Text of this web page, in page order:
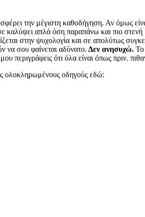
την μέγιστη καθοδήγηση. Αν όμως
απλά όση παραπάνω και πιο στενή
στην ψυχολογία και σε απολύτως
να σου φαίνεται αδύνατο. Δεν ανησυχώ. Το
περιγράφεις ότι όλα είναι όπως πριν.
ολοκληρωμένους οδηγούς εδώ: